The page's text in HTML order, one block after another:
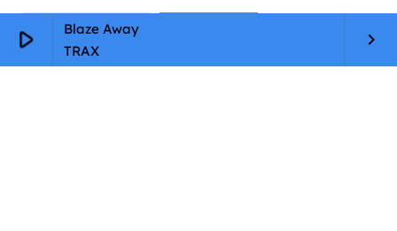
play_arrow
Blaze Away
TRAX
keyboard_arrow_right
Paramètres Cookie